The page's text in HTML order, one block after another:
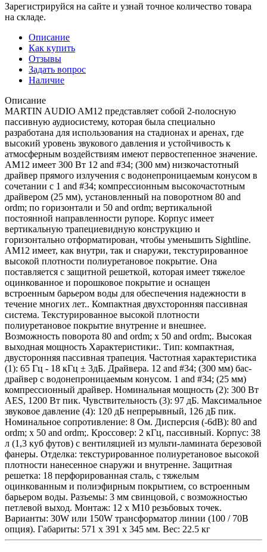
Зарегистрируйся на сайте и узнай точное количество товара
на складе.
Описание
Как купить
Отзывы
Задать вопрос
Наличие
Описание
MARTIN AUDIO AM12 представляет собой 2-полосную
пассивную аудиосистему, которая была специально
разработана для использования на стадионах и аренах, где
высокий уровень звукового давления и устойчивость к
атмосферным воздействиям имеют первостепенное значение.
AM12 имеет 300 Вт 12 and #34; (300 мм) низкочастотный
драйвер прямого излучения с водонепроницаемым конусом в
сочетании с 1 and #34; компрессионным высокочастотным
драйвером (25 мм), установленный на поворотном 80 and
ordm; по горизонтали и 50 and ordm; вертикальной
постоянной направленности рупоре. Корпус имеет
вертикальную трапециевидную конструкцию и
горизонтально отформатирован, чтобы уменьшить Sightline.
AM12 имеет, как внутри, так и снаружи, текстурированное
высокой плотности полиуретановое покрытие. Она
поставляется с защитной решеткой, которая имеет тяжелое
оцинкованное и порошковое покрытие и оснащен
встроенным барьером воды для обеспечения надежности в
течение многих лет.. Компактная двухсторонняя пассивная
система. Текстурированное высокой плотности
полиуретановое покрытие внутренне и внешнее.
Возможность поворота 80 and ordm; х 50 and ordm;. Высокая
выходная мощность Характеристики:. Тип: компактная,
двусторонняя пассивная трапеция. Частотная характеристика
(1): 65 Гц - 18 кГц ± 3дБ. Драйвера. 12 and #34; (300 мм) бас-
драйвер с водонепроницаемым конусом. 1 and #34; (25 мм)
компрессионный драйвер. Номинальная мощность (2): 300 Вт
AES, 1200 Вт пик. Чувствительность (3): 97 дБ. Максимальное
звуковое давление (4): 120 дБ непрерывный, 126 дБ пик.
Номинальное сопротивление: 8 Ом. Дисперсия (-6dB): 80 and
ordm; х 50 and ordm;. Кроссовер: 2 кГц, пассивный. Корпус: 38
л (1,3 куб футов) с вентиляцией из мульти-ламината березовой
фанеры. Отделка: текстурированное полиуретановое высокой
плотности нанесенное снаружи и внутренне. Защитная
решетка: 18 перфорированная сталь, с тяжелым
оцинкованным и полиэфирным покрытием, со встроенным
барьером воды. Разъемы: 3 мм свинцовой, с возможностью
петлевой выход. Монтаж: 12 х M10 резьбовых точек.
Варианты: 30W или 150W трансформатор линии (100 / 70В
опция). Габариты: 571 х 391 х 345 мм. Вес: 22.5 кг